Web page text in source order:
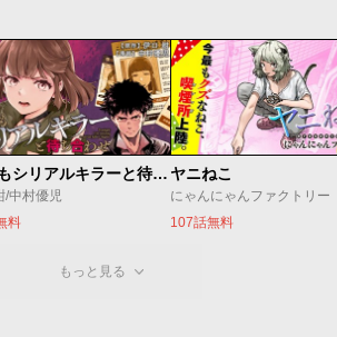
今夜もシリアルキラーと待ち合わせ
/中村優児
料
ヤニねこ
にゃんにゃんファクトリー
107話無料
もっと見る